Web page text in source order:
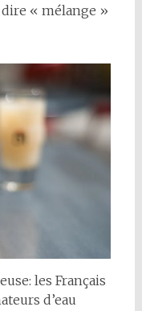
« mélange »
les Français
d’eau